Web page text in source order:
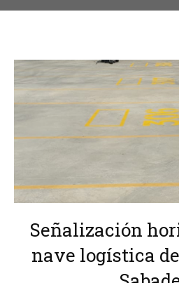
Señalización
nave logística